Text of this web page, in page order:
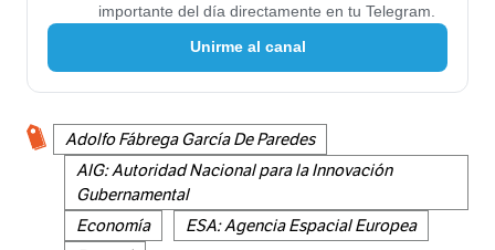
importante del día directamente en tu Telegram.
Unirme al canal
Adolfo Fábrega García De Paredes
AIG: Autoridad Nacional para la Innovación
Gubernamental
Economía
ESA: Agencia Espacial Europea